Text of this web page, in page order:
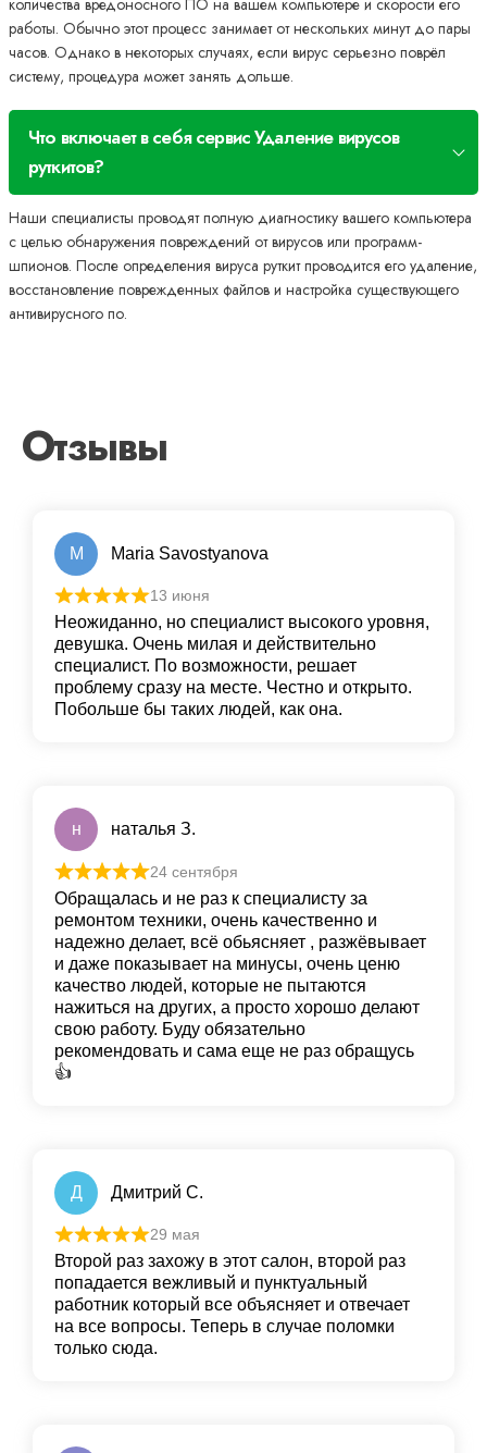
работы. Обычно этот процесс занимает от нескольких минут до пары
часов. Однако в некоторых случаях, если вирус серьезно поврёл
систему, процедура может занять дольше.
Что включает в себя сервис Удаление вирусов
руткитов?
Наши специалисты проводят полную диагностику вашего компьютера
с целью обнаружения повреждений от вирусов или программ-
шпионов. После определения вируса руткит проводится его удаление,
восстановление поврежденных файлов и настройка существующего
антивирусного по.
Отзывы
M Maria Savostyanova
13 июня
Неожиданно, но специалист высокого уровня,
девушка. Очень милая и действительно
специалист. По возможности, решает
проблему сразу на месте. Честно и открыто.
Побольше бы таких людей, как она.
н наталья З.
24 сентября
Обращалась и не раз к специалисту за
ремонтом техники, очень качественно и
надежно делает, всё обьясняет , разжёвывает
и даже показывает на минусы, очень ценю
качество людей, которые не пытаются
нажиться на других, а просто хорошо делают
свою работу. Буду обязательно
рекомендовать и сама еще не раз обращусь
👍
Д Дмитрий С.
29 мая
Второй раз захожу в этот салон, второй раз
попадается вежливый и пунктуальный
работник который все объясняет и отвечает
на все вопросы. Теперь в случае поломки
только сюда.